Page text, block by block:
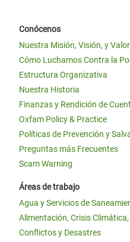
Conócenos
Nuestra Misión, Visión, y
Cómo Luchamos Contra la
Estructura Organizativa
Nuestra Historia
Finanzas y Rendición de
Oxfam Policy & Practice
Políticas de Prevención y
Preguntas más Frecuentes
Scam Warning
Áreas de trabajo
Agua y Servicios de
Alimentación, Crisis
Conflictos y Desastres